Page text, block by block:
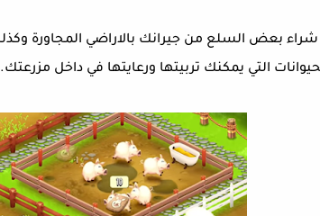
التي يمكنك تربيتها ورعايتها في داخل مزرعتك.